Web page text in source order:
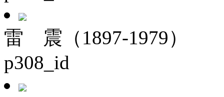
雷 震（1897-1979）
p308_id